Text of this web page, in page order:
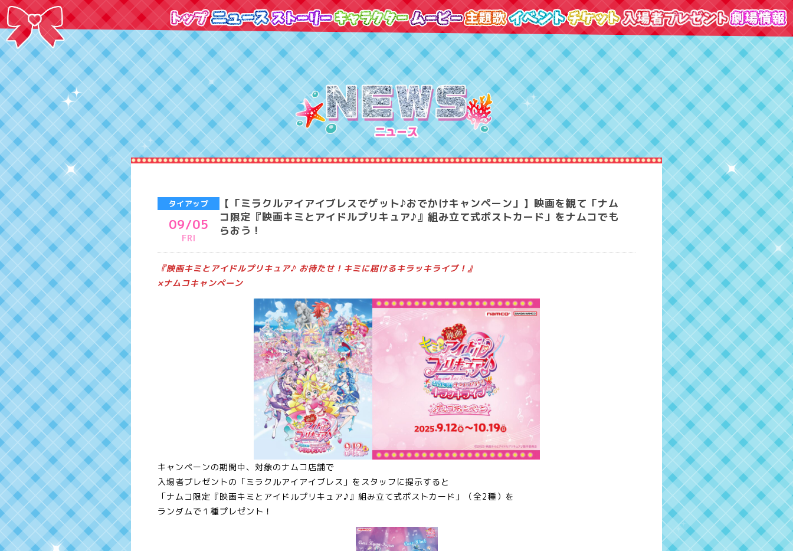
タイアップ
09/05
FRI
【「ミラクルアイアイブレスでゲット♪おでかけキャンペーン」】映画を観て「ナム
コ限定『映画キミとアイドルプリキュア♪』組み立て式ポストカード」をナムコでも
らおう！
『映画キミとアイドルプリキュア♪ お待たせ！キミに届けるキラッキライブ！』
×ナムコキャンペーン
キャンペーンの期間中、対象のナムコ店舗で
入場者プレゼントの「ミラクルアイアイブレス」をスタッフに提示すると
「ナムコ限定『映画キミとアイドルプリキュア♪』組み立て式ポストカード」（全2種）を
ランダムで１種プレゼント！